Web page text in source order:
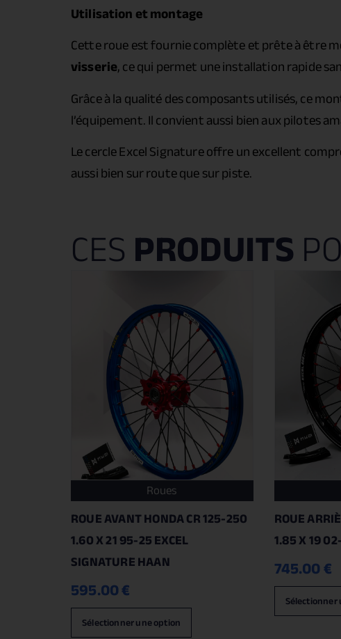
Utilisation et montage
Cette roue est fournie complète et prête à être
visserie, ce qui permet une installation rapide
Grâce à la qualité des composants utilisés, ce
l’équipement. Il convient aussi bien aux pilotes
Le cercle Excel Signature offre un excellent
aussi bien sur route que sur piste.
CESPRODUITS
Roues
ROUE AVANT HONDA CR 125-250
1.60 X 21 95-25 EXCEL
SIGNATURE HAAN
595.00€
Sélectionner une option
ROUE
1.85 X 19
745.00€